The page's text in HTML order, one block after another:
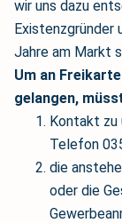
wir uns dazu
Existenzgründer
Jahre am Markt
Um an
gelangen,
Kontakt zu
Telefon
die
oder die